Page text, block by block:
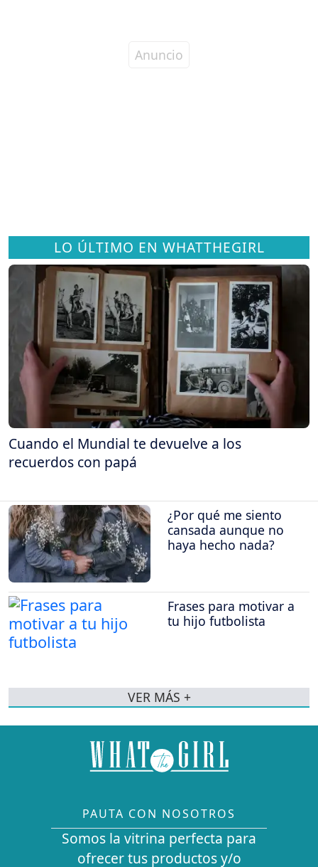
LO ÚLTIMO EN WHATTHEGIRL
Cuando el Mundial te devuelve a los
recuerdos con papá
¿Por qué me siento
cansada aunque no
haya hecho nada?
Frases para motivar a
tu hijo futbolista
VER MÁS +
PAUTA CON NOSOTROS
Somos la vitrina perfecta para
ofrecer tus productos y/o